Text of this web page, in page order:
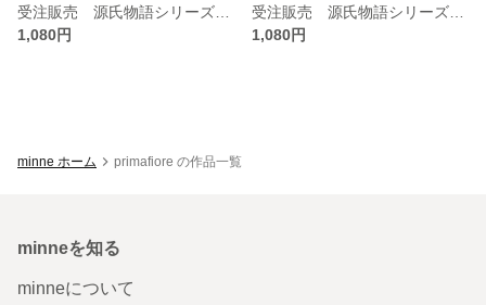
1,080円
1,080円
minne ホーム primafiore の作品一覧
minneを知る
minneについて